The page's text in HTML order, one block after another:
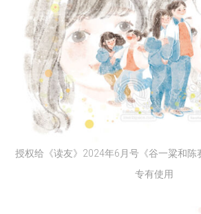
授权给《读友》2024年6月号《谷一粱和陈
专有使用